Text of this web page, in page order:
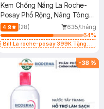
Kem Chống Nắng La Roche-
Posay Phổ Rộng, Nâng Tông
Kiềm Dầu 50ml
4.9 (28)
635/tháng
64%
Bill La roche-posay 399K Tặng
(SL có hạn)
-38 %